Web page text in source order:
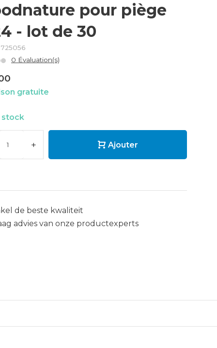
pour piège
- lot de 30
0 Évaluation(s)
gratuite
stock
+ Ajouter
de beste kwaliteit
advies van onze productexperts